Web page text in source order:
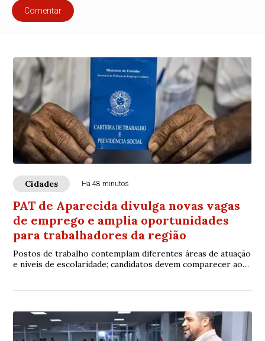
Comentar
Cidades Há 48 minutos
PAT de Aparecida divulga novas vagas
de emprego e amplia oportunidades
para trabalhadores da região
Postos de trabalho contemplam diferentes áreas de atuação
e níveis de escolaridade; candidatos devem comparecer ao